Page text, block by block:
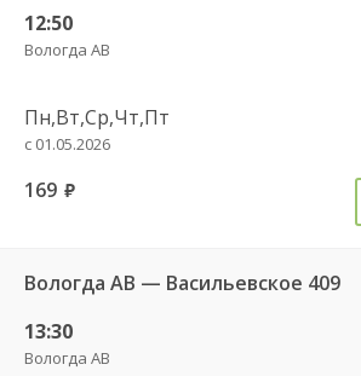
12:50
Вологда АВ
Пн,Вт,Ср,Чт,Пт
с 01.05.2026
169 руб.
Вологда АВ — Васильевское 409
13:30
Вологда АВ